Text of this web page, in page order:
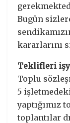
Bugün
kararlarını
Teklifleri
Toplu
5
yaptığımız
toplantılar